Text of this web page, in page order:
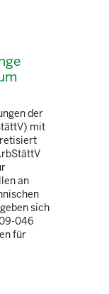
der
mit
an
sich
046
für